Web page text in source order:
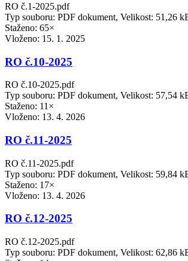
RO č.1-2025.pdf
Typ souboru: PDF dokument, Velikost: 51,26
Staženo: 65×
Vloženo: 15. 1. 2025
RO č.10-2025
RO č.10-2025.pdf
Typ souboru: PDF dokument, Velikost: 57,54
Staženo: 11×
Vloženo: 13. 4. 2026
RO č.11-2025
RO č.11-2025.pdf
Typ souboru: PDF dokument, Velikost: 59,84
Staženo: 17×
Vloženo: 13. 4. 2026
RO č.12-2025
RO č.12-2025.pdf
Typ souboru: PDF dokument, Velikost: 62,86